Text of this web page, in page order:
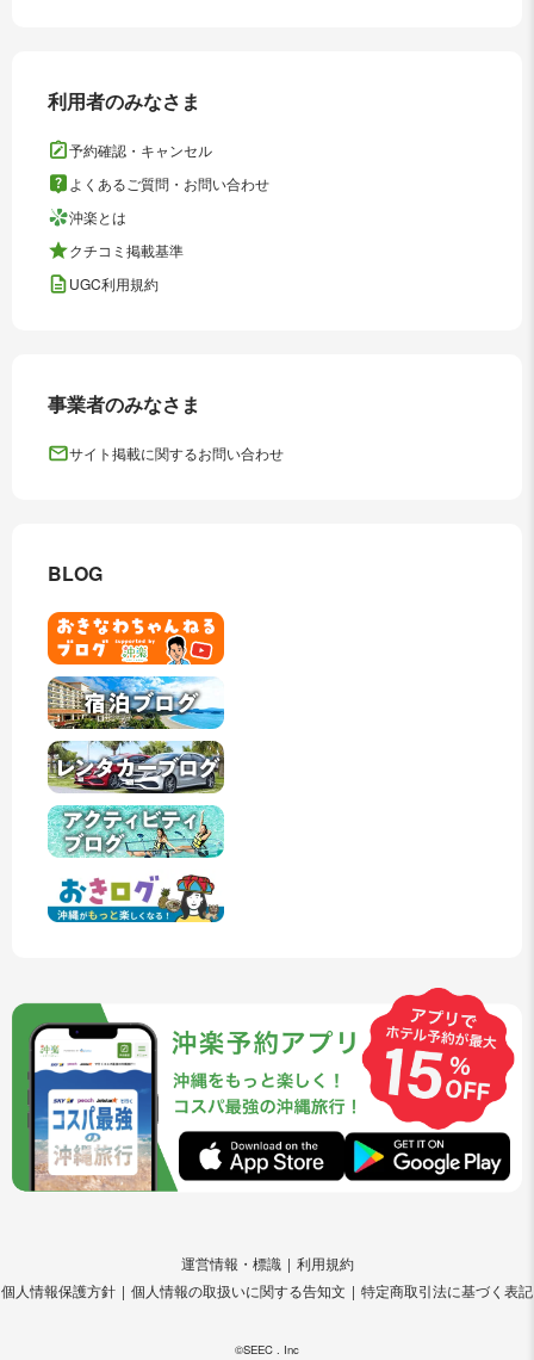
利用者のみなさま
予約確認・キャンセル
よくあるご質問・お問い合わせ
沖楽とは
クチコミ掲載基準
UGC利用規約
事業者のみなさま
サイト掲載に関するお問い合わせ
BLOG
運営情報・標識
利用規約
個人情報保護方針
個人情報の取扱いに関する告知文 特定商取引法に基づく表記
©SEEC . Inc